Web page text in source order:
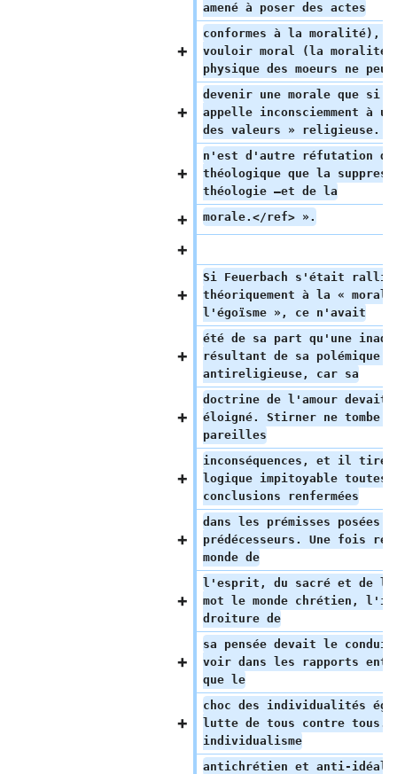
amené à poser des actes
conformes à la moralité),
vouloir moral (la
physique des moeurs ne peut
devenir une morale que si
appelle inconsciemment à
des valeurs » religieuse.
n'est d'autre réfutation
théologique que la
théologie —et de la
morale.</ref> ».
Si Feuerbach s'était
théoriquement à la «
l'égoïsme », ce n'avait
été de sa part qu'une
résultant de sa polémique
antireligieuse, car sa
doctrine de l'amour
éloigné. Stirner ne tombe
pareilles
inconséquences, et il tire
logique impitoyable
conclusions renfermées
dans les prémisses posées
prédécesseurs. Une fois
monde de
l'esprit, du sacré et de
mot le monde chrétien,
droiture de
sa pensée devait le
voir dans les rapports
que le
choc des individualités
lutte de tous contre tous.
individualisme
antichrétien et anti-